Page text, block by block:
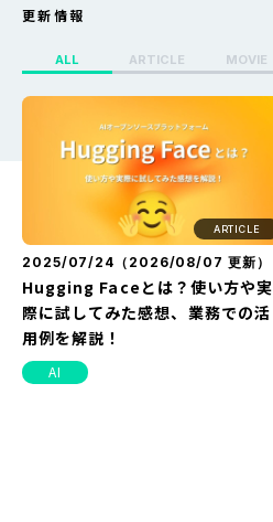
を解除する方法を解説！できない
原因や改善方法とは？
更新情報
ALL ARTICLE MOVIE
ARTICLE
2025/07/24（ 2026/08/07 更新）
Hugging Faceとは？使い方や実
際に試してみた感想、業務での活
用例を解説！
AI